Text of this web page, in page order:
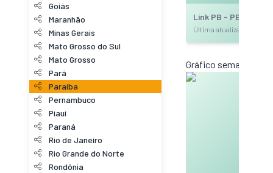
Goiás
Maranhão
Minas Gerais
Mato Grosso do Sul
Mato Grosso
Pará
Paraíba
Pernambuco
Piauí
Paraná
Rio de Janeiro
Rio Grande do Norte
Rondônia
Link PB - PB_JPA
Última atualização:
Gráfico semanal